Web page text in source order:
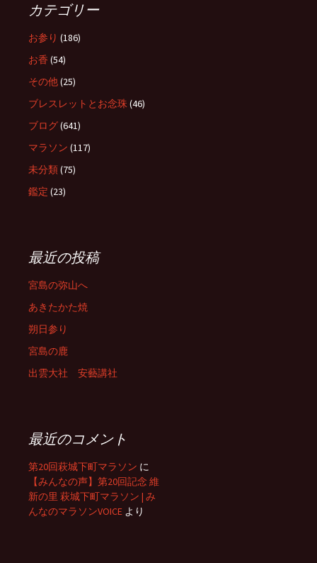
カテゴリー
お参り (186)
お香 (54)
その他(25)
ブレスレットとお念珠(46)
ブログ(641)
マラソン (117)
未分類(75)
鑑定 (23)
最近の投稿
宮島の弥山へ
あきたかた焼
朔日参り
宮島の鹿
出雲大社 安藝講社
最近のコメント
第20回萩城下町マラソン に
【みんなの声】第20回記念 維
新の里 萩城下町マラソン | み
んなのマラソンVOICE より